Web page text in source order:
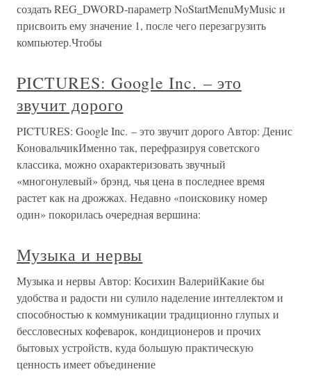
создать REG_DWORD-параметр NoStartMenuMyMusic и
присвоить ему значение 1, после чего перезагрузить
компьютер.Чтобы
PICTURES: Google Inc. – это
звучит дорого
PICTURES: Google Inc. – это звучит дорого Автор: Денис
КоновальчикИменно так, перефразируя советского
классика, можно охарактеризовать звучный
«многонулевый» брэнд, чья цена в последнее время
растет как на дрожжах. Недавно «поисковику номер
один» покорилась очередная вершина:
Музыка и нервы
Музыка и нервы Автор: Косихин ВалерийКакие бы
удобства и радости ни сулило наделение интеллектом и
способностью к коммуникации традиционно глупых и
бессловесных кофеварок, кондиционеров и прочих
бытовых устройств, куда большую практическую
ценность имеет объединение